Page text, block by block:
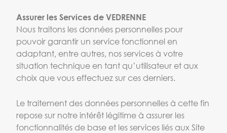
Assurer les Services de VEDRENNE
Nous traitons les données personnelles pour
pouvoir garantir un service fonctionnel en
adaptant, entre autres, nos services à votre
situation technique en tant qu’utilisateur et aux
choix que vous effectuez sur ces derniers.
Le traitement des données personnelles à cette fin
repose sur notre intérêt légitime à assurer les
fonctionnalités de base et les services liés aux Site